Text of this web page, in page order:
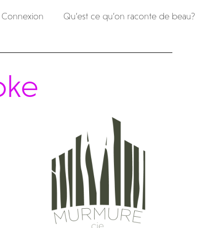
Connexion Qu’est ce qu’on raconte de beau?